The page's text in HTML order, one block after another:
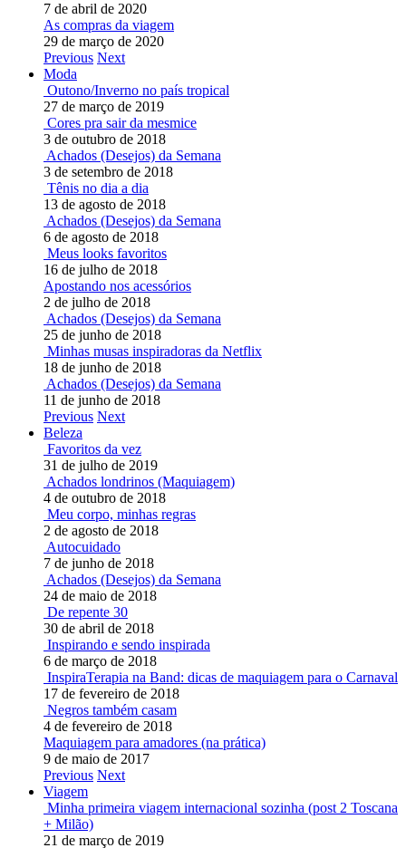
7 de abril de 2020
As compras da viagem
29 de março de 2020
Previous Next
Moda
Outono/Inverno no país tropical
27 de março de 2019
Cores pra sair da mesmice
3 de outubro de 2018
Achados (Desejos) da Semana
3 de setembro de 2018
Tênis no dia a dia
13 de agosto de 2018
Achados (Desejos) da Semana
6 de agosto de 2018
Meus looks favoritos
16 de julho de 2018
Apostando nos acessórios
2 de julho de 2018
Achados (Desejos) da Semana
25 de junho de 2018
Minhas musas inspiradoras da Netflix
18 de junho de 2018
Achados (Desejos) da Semana
11 de junho de 2018
Previous Next
Beleza
Favoritos da vez
31 de julho de 2019
Achados londrinos (Maquiagem)
4 de outubro de 2018
Meu corpo, minhas regras
2 de agosto de 2018
Autocuidado
7 de junho de 2018
Achados (Desejos) da Semana
24 de maio de 2018
De repente 30
30 de abril de 2018
Inspirando e sendo inspirada
6 de março de 2018
InspiraTerapia na Band: dicas de maquiagem para o Carnaval
17 de fevereiro de 2018
Negros também casam
4 de fevereiro de 2018
Maquiagem para amadores (na prática)
9 de maio de 2017
Previous Next
Viagem
Minha primeira viagem internacional sozinha (post 2 Toscana
+ Milão)
21 de março de 2019